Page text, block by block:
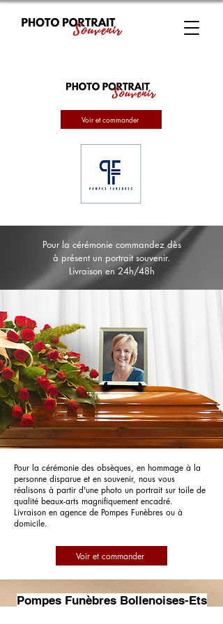
Voir et commander
Pour la cérémonie commandez dès
à présent un portrait souvenir.
Livraison en 24h/48h
Pour la cérémonie des obsèques, en hommage à la
personne disparue et en souvenir, nous vous
réalisons à partir d'une photo un portrait sur toile de
qualité beaux-arts magnifiquement encadré.
Livraison en agence de Pompes Funèbres ou à
domicile.
Voir et commander
Pompes Funèbres Bollenoises-Ets